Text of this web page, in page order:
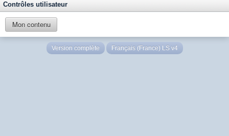
Contrôles utilisateur
Mon contenu
Version complète Français (France) LS v4